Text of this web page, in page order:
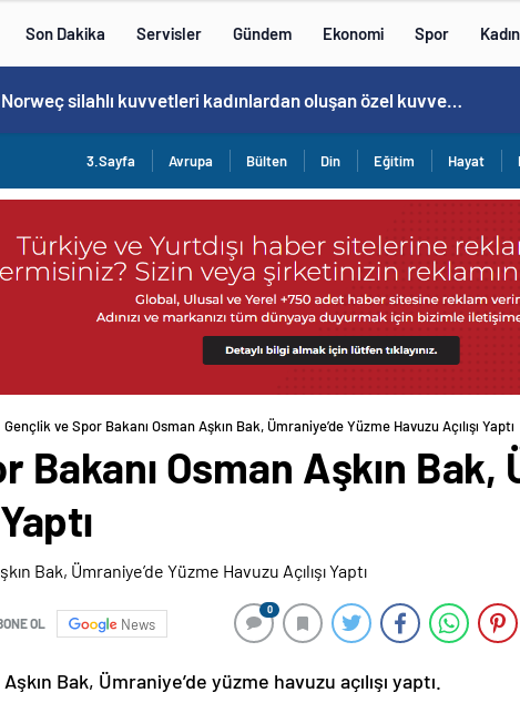
Son Dakika Servisler Gündem Ekonomi Spor Kadın
Norweç silahlı kuvvetleri kadınlardan oluşan özel kuvvetler eğitimlerini başlattı.
3.Sayfa Avrupa Bülten Din Eğitim Hayat
Gençlik ve Spor Bakanı Osman Aşkın Bak, Ümraniye’de Yüzme Havuzu Açılışı Yaptı
Bakanı Osman Aşkın Bak,
OL News
0
Bak, Ümraniye’de yüzme havuzu açılışı yaptı.